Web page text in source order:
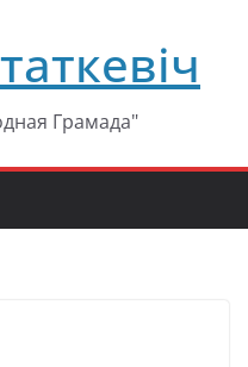
Грамада"